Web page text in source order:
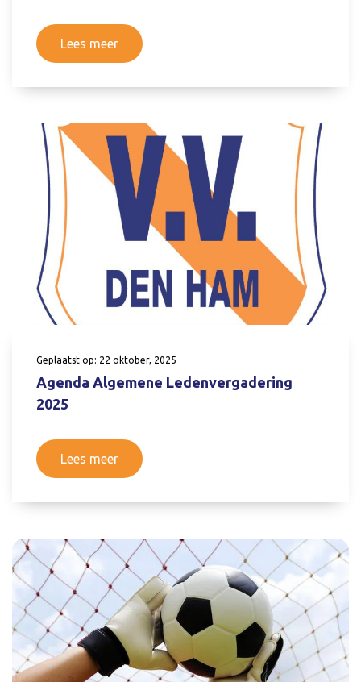
Lees meer
Geplaatst op: 22 oktober, 2025
Agenda Algemene Ledenvergadering
2025
Lees meer